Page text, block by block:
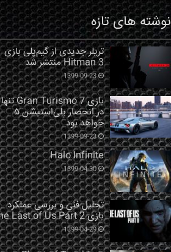
نوشته های تازه
تریلر جدیدی از گیم‌پلی بازی
Hitman 3 منتشر شد
1399-09-23
بازی Gran Turismo 7 تنها
در انحصار پلی‌استیشن ۵
خواهد بود
1399-09-23
Halo Infinite
1399-04-30
تحلیل فنی و بررسی عملکرد
بازی The Last of Us Part 2
1399-04-29